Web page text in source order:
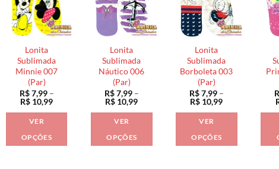
Lonita
Sublimada
Minnie 007
(Par)
R$7,99 –
R$ 10,99Faixa
VER
OPÇÕES
Lonita
Sublimada
Náutico 006
(Par)
R$7,99 –
R$ 10,99Faixa
VER
OPÇÕES
Lonita
Sublimada
Borboleta 003
(Par)
R$7,99 –
R$ 10,99Faixa
VER
OPÇÕES